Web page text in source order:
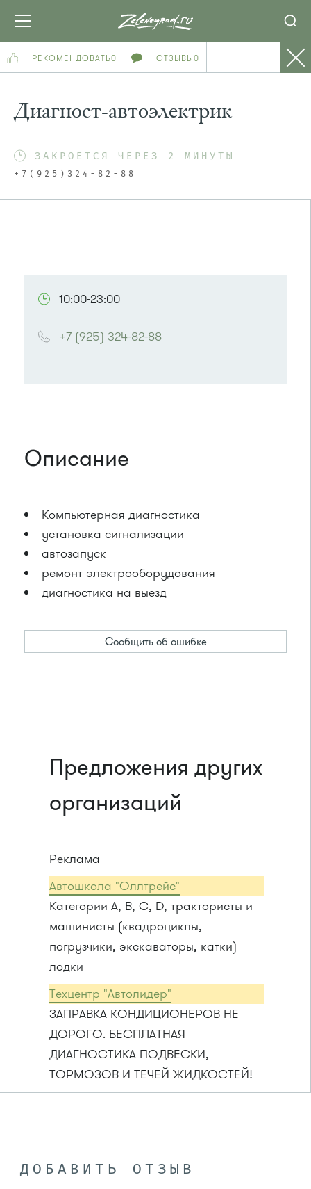
РЕКОМЕНДОВАТЬ0 ОТЗЫВЫ0
Диагност-автоэлектрик
ЗАКРОЕТСЯ ЧЕРЕЗ 2 МИНУТЫ
+7(925)324-82-88
10:00-23:00
+7 (925) 324-82-88
Описание
Компьютерная диагностика
установка сигнализации
автозапуск
ремонт электрооборудования
диагностика на выезд
Сообщить об ошибке
Предложения других
организаций
Реклама
Автошкола "Оллтрейс"
Категории A, B, C, D, трактористы и
машинисты (квадроциклы,
погрузчики, экскаваторы, катки)
лодки
Техцентр "Автолидер"
ЗАПРАВКА КОНДИЦИОНЕРОВ НЕ
ДОРОГО. БЕСПЛАТНАЯ
ДИАГНОСТИКА ПОДВЕСКИ,
ТОРМОЗОВ И ТЕЧЕЙ ЖИДКОСТЕЙ!
ДОБАВИТЬ ОТЗЫВ